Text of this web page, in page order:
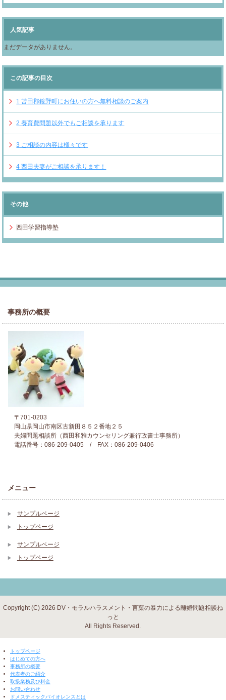
人気記事
まだデータがありません。
この記事の目次
1 苫田郡鏡野町にお住いの方へ無料相談のご案内
2 養育費問題以外でもご相談を承ります
3 ご相談の内容は様々です
4 西田夫妻がご相談を承ります！
その他
西田学習指導塾
事務所の概要
〒701-0203
岡山県岡山市南区古新田８５２番地２５
夫婦問題相談所（西田和雅カウンセリング兼行政書士事務所）
電話番号：086-209-0405 / FAX：086-209-0406
メニュー
サンプルページ
トップページ
サンプルページ
トップページ
Copyright (C) 2026 DV・モラルハラスメント・言葉の暴力による離婚問題相談ね
っと
All Rights Reserved.
トップページ
はじめての方へ
事務所の概要
代表者のご紹介
取扱業務及び料金
お問い合わせ
ドメスティックバイオレンスとは